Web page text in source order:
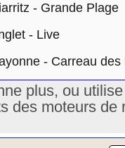
- Grande Plage
- Live
- Carreau des
plus, ou
des moteurs de